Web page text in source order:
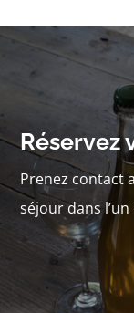
Réservez
Prenez contact
séjour dans